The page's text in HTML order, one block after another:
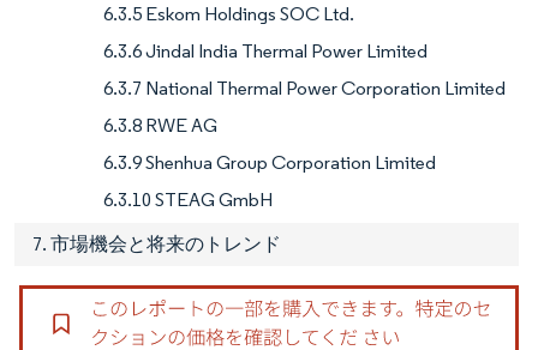
6.3.5 Eskom Holdings SOC Ltd.
6.3.6 Jindal India Thermal Power Limited
6.3.7 National Thermal Power Corporation Limited
6.3.8 RWE AG
6.3.9 Shenhua Group Corporation Limited
6.3.10 STEAG GmbH
7. 市場機会と将来のトレンド